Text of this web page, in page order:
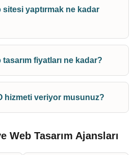
sitesi yaptırmak ne kadar
tasarım fiyatları ne kadar?
hizmeti veriyor musunuz?
Web Tasarım Ajansları